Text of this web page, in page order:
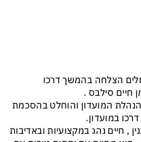
הצלחה בהמשך דרכו
חיים סילבס .
המועדון והוחלט בהסכמת
במועדון.
, חיים נהג במקצועיות ובאדיבות